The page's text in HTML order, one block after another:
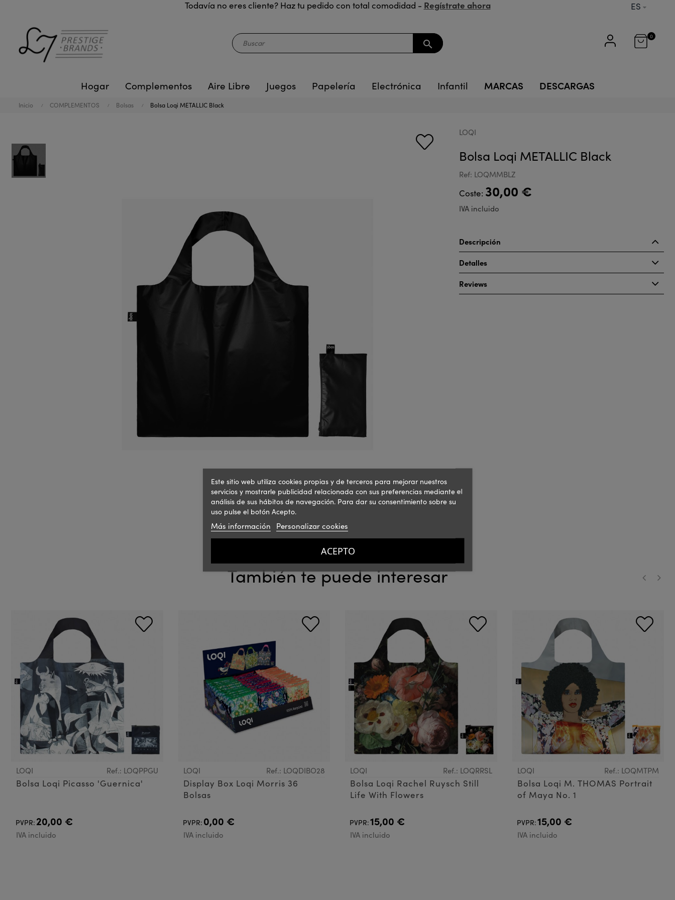
Todavía no eres cliente? Haz tu pedido con total comodidad - Regístrate ahora ES
search
0
Hogar Complementos Aire Libre Juegos Papelería Electrónica Infantil MARCAS DESCARGAS
Inicio COMPLEMENTOS Bolsas Bolsa Loqi METALLIC Black
LOQI
Bolsa Loqi METALLIC Black
Ref: LOQMMBLZ
Coste: 30,00 €
IVA incluido
Descripción
Detalles
Reviews
También te puede interesar
LOQI Ref.: LOQPPGU
Bolsa Loqi Picasso 'Guernica'
PVPR: 20,00 €
IVA incluido
LOQI Ref.: LOQDIBO28
Display Box Loqi Morris 36
Bolsas
PVPR: 0,00 €
IVA incluido
LOQI Ref.: LOQRRSL
Bolsa Loqi Rachel Ruysch Still
Life With Flowers
PVPR:15,00 €
IVA incluido
LOQI Ref.: LOQMTPM
Bolsa Loqi M. THOMAS Portrait
of Maya No. 1
PVPR:15,00 €
IVA incluido
Este sitio web utiliza cookies propias y de terceros para mejorar nuestros
servicios y mostrarle publicidad relacionada con sus preferencias mediante el
análisis de sus hábitos de navegación. Para dar su consentimiento sobre su
uso pulse el botón Acepto.
Más información Personalizar cookies
ACEPTO